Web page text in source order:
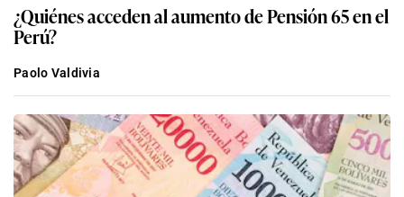
¿Quiénes acceden al aumento de Pensión 65 en el
Perú?
Paolo Valdivia